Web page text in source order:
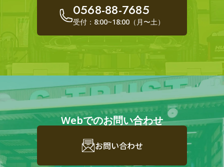
0568-88-7685
受付：8:00~18:00（月〜土）
Webでのお問い合わせ
お問い合わせ